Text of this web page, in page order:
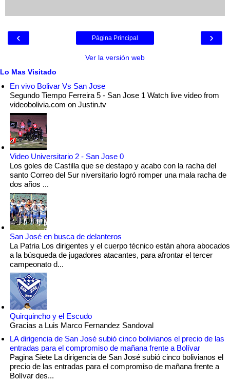
‹ ›
Página Principal
Ver la versión web
Lo Mas Visitado
En vivo Bolivar Vs San Jose
Segundo Tiempo Ferreira 5 - San Jose 1 Watch live video from
videobolivia.com on Justin.tv
Video Universitario 2 - San Jose 0
Los goles de Castilla que se destapo y acabo con la racha del
santo Correo del Sur niversitario logró romper una mala racha de
dos años ...
San José en busca de delanteros
La Patria Los dirigentes y el cuerpo técnico están ahora abocados
a la búsqueda de jugadores atacantes, para afrontar el tercer
campeonato d...
Quirquincho y el Escudo
Gracias a Luis Marco Fernandez Sandoval
LA dirigencia de San José subió cinco bolivianos el precio de las
entradas para el compromiso de mañana frente a Bolívar
Pagina Siete La dirigencia de San José subió cinco bolivianos el
precio de las entradas para el compromiso de mañana frente a
Bolívar des...